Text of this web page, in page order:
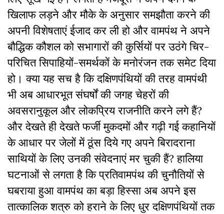
खिलाफ लड़ने और मौके के अनुसार समझौता करने की
अपनी विशेषताएं ईजाद कर ली हो और वामपंथ ने अपने
बौद्धिक कौशल को सभागारों की कुर्सियों पर उठंगे चिर-
परिचित सिपाहियों-समर्थकों के मनोरंजन तक समेट दिया
हो। क्या यह सच है कि दक्षिणपंथियों की तरह वामपंथी
भी अब आधारभूत संघर्षों की जगह चेहरों की
अवसरानुकूल और लोकप्रिय राजनीति करने लगे हैं?
और देखते ही देखते फर्जी मुकदमों और गढ़ी गई कहानियों
के आधार पर जेलों में ठूंस दिये गए अपने बिरादराना
साथियों के लिए उनकी संवेदनाएं मर चुकी हैं? हालिया
घटनाओं से लगता है कि प्रतिवामपंथ की चुनौतियों से
घबराया हुआ वामपंथ का बड़ा हिस्सा अब अपने इस
तात्कालिक शत्रु को हराने के लिए धुर दक्षिणपंथियों तक